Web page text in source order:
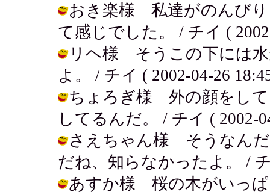
おき楽様 私達がのんびり
て感じでした。 / チイ (
リヘ様 そうこの下には
よ。 / チイ ( 2002-04-26
ちょろぎ様 外の顔をして
してるんだ。 / チイ ( 2002-
さえちゃん様 そうなんだ
だね、知らなかったよ。 /
あすか様 桜の木がいっ